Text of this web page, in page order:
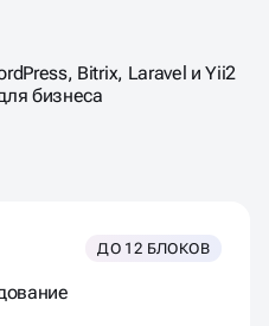
Bitrix, Laravel и Yii2
бизнеса
ДО 12 БЛОКОВ